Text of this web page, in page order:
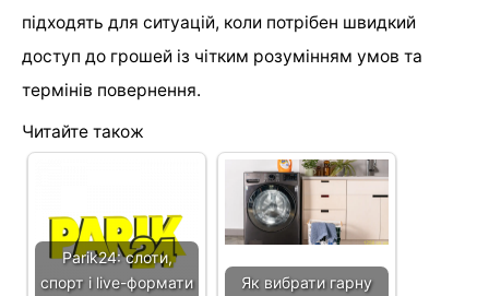
підходять для ситуацій, коли потрібен швидкий
доступ до грошей із чітким розумінням умов та
термінів повернення.
Читайте також
Parik24: слоти,
спорт і live-формати
Як вибрати гарну